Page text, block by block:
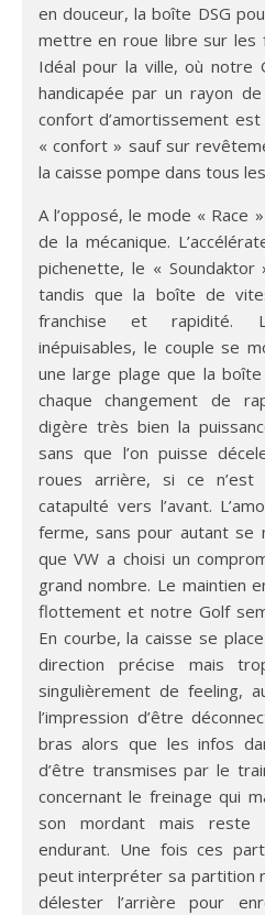
en douceur, la boîte DSG
mettre en roue libre sur les
Idéal pour la ville, où notre
handicapée par un rayon
confort d’amortissement
« confort » sauf sur
la caisse pompe dans tous
A l’opposé, le mode « Race
de la mécanique.
pichenette, le «
tandis que la boîte de
franchise et rapidité.
inépuisables, le couple se
une large plage que la
chaque changement de
digère très bien la
sans que l’on puisse
roues arrière, si ce n’est
catapulté vers l’avant.
ferme, sans pour autant se
que VW a choisi un
grand nombre. Le maintien
flottement et notre Golf
En courbe, la caisse se
direction précise mais
singulièrement de feeling,
l’impression d’être
bras alors que les infos
d’être transmises par le
concernant le freinage qui
son mordant mais reste
endurant. Une fois ces
peut interpréter sa partition
délester l’arrière pour